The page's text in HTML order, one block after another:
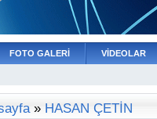
FOTO GALERİ VİDEOLAR
» HASAN ÇETİN